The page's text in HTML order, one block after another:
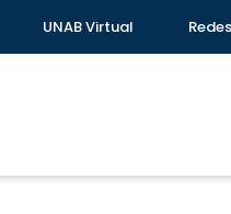
UNAB Virtual